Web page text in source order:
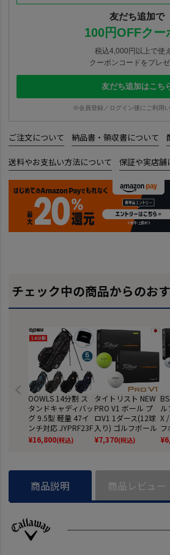
友だち追加で
100円OFFクー
税込4,000円以上で使
クーポンコードをプレ
友だち追加はこち
※会員登録／ログイン後にご利用
ご注文について 納品書・領収書について
送料やお支払い方法について 保証や実店舗
チェック中の商品からのお
OOWLS 14分割 ス
タンドキャディバッ
グ 9.5型 軽量 47イ
ンチ対応 JYPRF23F
SB 【JYPER'Sオリ
ジナル商品】
¥16,800(税込)
タイトリスト NEW
PRO V1 ボール プ
ロV1 1ダース(12球
入り) ゴルフボール
2025年モデル TITL
EIST 日本正規品
¥7,370(税込)
ル
X
フ
2
¥
商品説明 商品レビュー